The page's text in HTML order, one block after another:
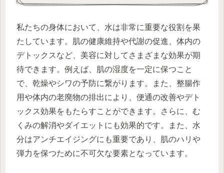
私たちの身体において、水は非常に重要な役割を果
たしています。肌の健康維持や代謝の促進、体内の
デトックスなど、美容に対してさまざまな効果が期
待できます。例えば、肌の湿度を一定に保つこと
で、乾燥やシワの予防に繋がります。また、整腸作
用や体内の老廃物の排出により、便通の改善やデト
ックス効果をもたらすことができます。さらに、む
くみの解消やダイエットにも効果的です。また、水
分はアンチエイジングにも重要であり、肌のハリや
弾力を保つために不可欠な要素となっています。